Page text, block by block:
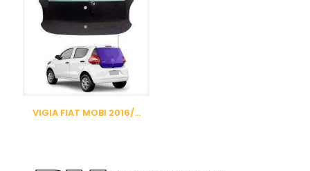
VIGIA FIAT MOBI 2016/…